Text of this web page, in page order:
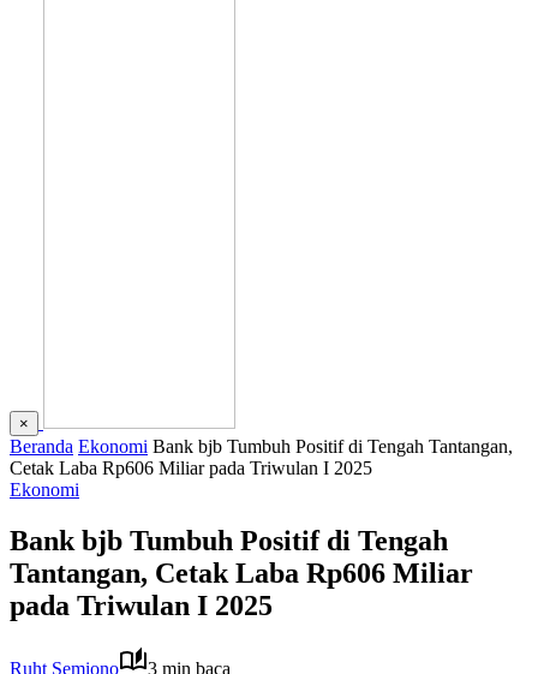
×
Beranda Ekonomi Bank bjb Tumbuh Positif di Tengah Tantangan,
Cetak Laba Rp606 Miliar pada Triwulan I 2025
Ekonomi
Bank bjb Tumbuh Positif di Tengah
Tantangan, Cetak Laba Rp606 Miliar
pada Triwulan I 2025
Ruht Semiono
3 min baca